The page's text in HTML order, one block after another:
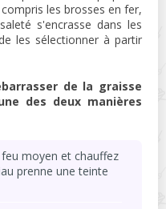
les brosses en fer,
s'encrasse dans les
les sélectionner à partir
de la graisse
des deux manières
moyen et chauffez
prenne une teinte